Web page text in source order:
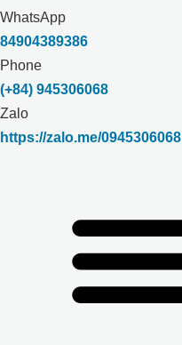
WhatsApp
84904389386
Phone
(+84) 945306068
Zalo
https://zalo.me/0945306068